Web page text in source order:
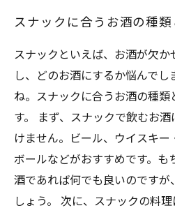
せのアイデア
スナックに合うお酒の種
スナックといえば、お酒が欠か
し、どのお酒にするか悩んでし
ね。スナックに合うお酒の種類
す。 まず、スナックで飲むお
けません。ビール、ウイスキー
ボールなどがおすすめです。も
酒であれば何でも良いのですが
しょう。 次に、スナックの料